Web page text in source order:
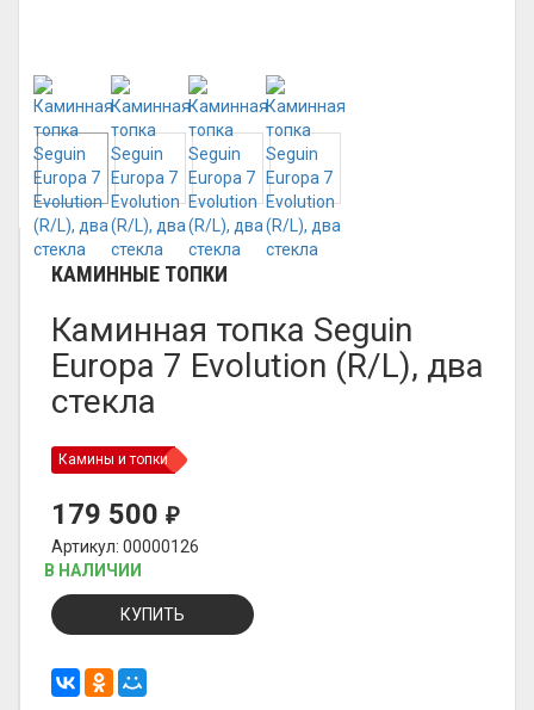
КАМИННЫЕ ТОПКИ
Каминная топка Seguin
Europa 7 Evolution (R/L), два
стекла
Камины и топки
179 500 ₽
Артикул: 00000126
В НАЛИЧИИ
КУПИТЬ